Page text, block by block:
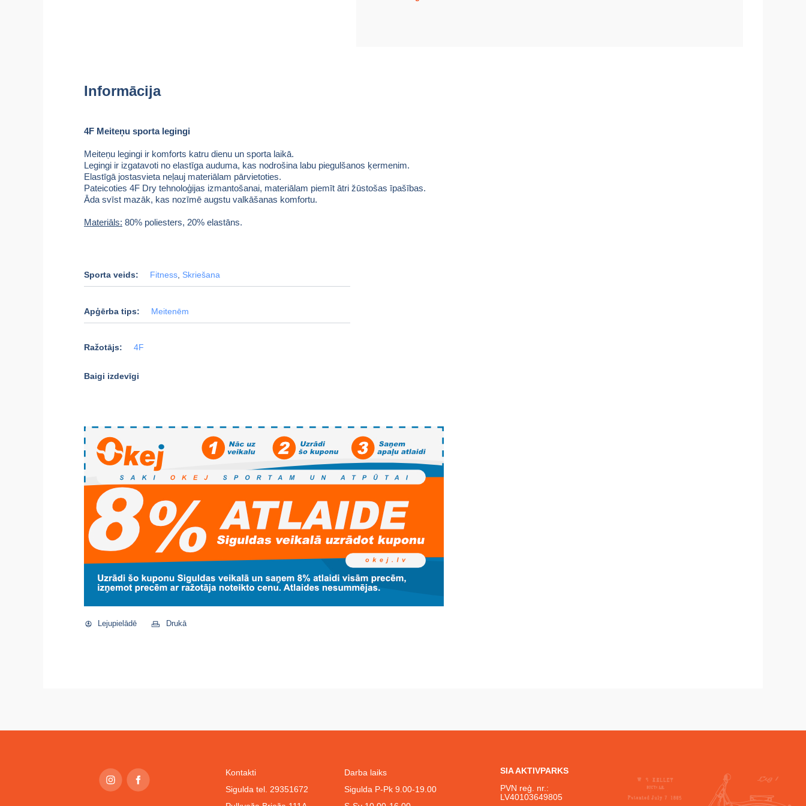
Informācija
4F Meiteņu sporta legingi
Meiteņu legingi ir komforts katru dienu un sporta laikā.
Legingi ir izgatavoti no elastīga auduma, kas nodrošina labu piegulšanos ķermenim.
Elastīgā jostasvieta neļauj materiālam pārvietoties.
Pateicoties 4F Dry tehnoloģijas izmantošanai, materiālam piemīt ātri žūstošas ​​īpašības.
Āda svīst mazāk, kas nozīmē augstu valkāšanas komfortu.
Materiāls: 80% poliesters, 20% elastāns.
Sporta veids: Fitness, Skriešana
Apģērba tips: Meitenēm
Ražotājs: 4F
Baigi izdevīgi
Lejupielādē Drukā
Kontakti
Sigulda tel. 29351672
Darba laiks
Sigulda P-Pk 9.00-19.00
SIA AKTIVPARKS
PVN reģ. nr.:
LV40103649805